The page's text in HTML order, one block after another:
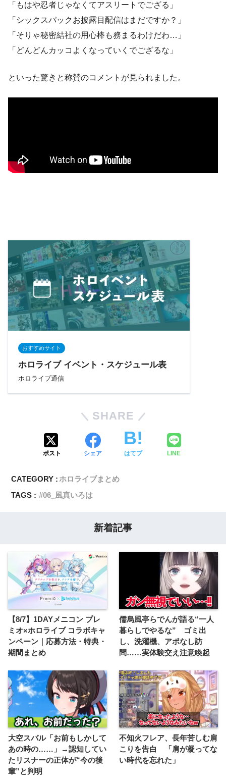
「もはや忍者じゃなくてアスリートでござる」
「シックスパックお披露目配信はまだですか？」
「そりゃ秘密結社の用心棒も務まるわけだわ…」
「どんどんカッコよくなっていくでござるな」
といった驚きと称賛のコメントが見られました。
おすすめサイト
ホロライブ イベント・スケジュール表
ホロライブ通信
SHARE
ポスト シェア はてブ LINE
CATEGORY : ホロライブまとめ
TAGS :
06_風真いろは
新着記事
【8/7】1DAYメニコン プレ
ミオ×ホロライブ コラボキャ
ンペーン｜応募方法・特典・
期間まとめ
儒烏風亭らでんが語る“一人
暮らしでやるな” ゴミ出
し、洗濯機、アポなし訪
問……実体験交え注意喚起
大空スバル「お前もしかして
あの時の……」→認知してい
たリスナーの正体が“今の後
輩”と判明
不知火フレア、長年苦しむ肩
こりを告白 「肩が凝ってな
い時代を忘れた」